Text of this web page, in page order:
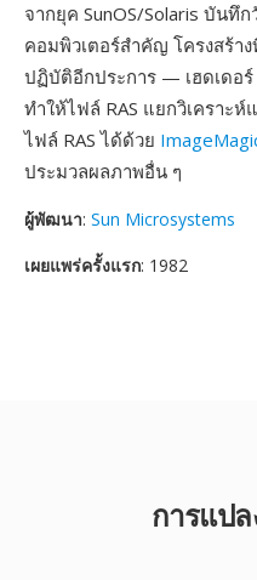
จากยุค SunOS/Solaris บัน
คอมพิวเตอร์สำคัญ โครงสร้า
ปฏิบัติอีกประการ — เฮดเดอร์
ทำให้ไฟล์ RAS แยกวิเคราะ
ไฟล์ RAS ได้ด้วย
ประมวลผลภาพอื่น ๆ
ผู้พัฒนา: Sun Microsystems
เผยแพร่ครั้งแรก: 1982
การแป